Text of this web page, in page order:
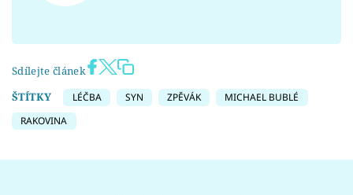
Sdílejte článek
ŠTÍTKY
LÉČBA SYN ZPĚVÁK
MICHAEL BUBLÉ
RAKOVINA